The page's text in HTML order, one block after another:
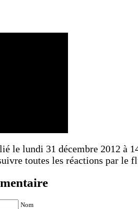
le lundi 31 décembre 2012 à
toutes les réactions par le
Nom